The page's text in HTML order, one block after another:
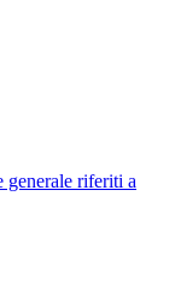
generale riferiti a